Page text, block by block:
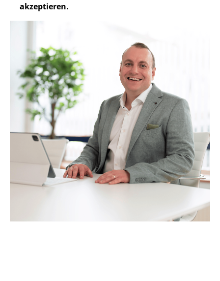
akzeptieren.